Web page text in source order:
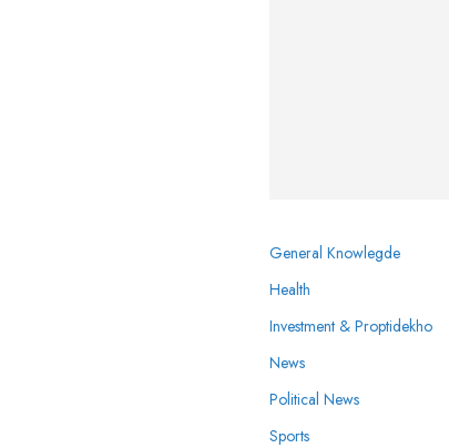
General Knowlegde
Health
Investment & Proptidekho
News
Political News
Sports